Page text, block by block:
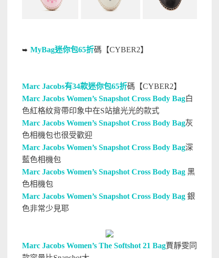
➥ MyBag迷你包65折碼【CYBER2】
Marc Jacobs有34款迷你包65折碼【CYBER2】
Marc Jacobs Women’s Snapshot Cross Body Bag白
色紅格紋背帶印象中在S站搶光光的款式
Marc Jacobs Women’s Snapshot Cross Body Bag灰
色相機包也很受歡迎
Marc Jacobs Women’s Snapshot Cross Body Bag深
藍色相機包
Marc Jacobs Women’s Snapshot Cross Body Bag 黑
色相機包
Marc Jacobs Women’s Snapshot Cross Body Bag 銀
色非常少見耶
Marc Jacobs Women’s The Softshot 21 Bag賈靜雯同